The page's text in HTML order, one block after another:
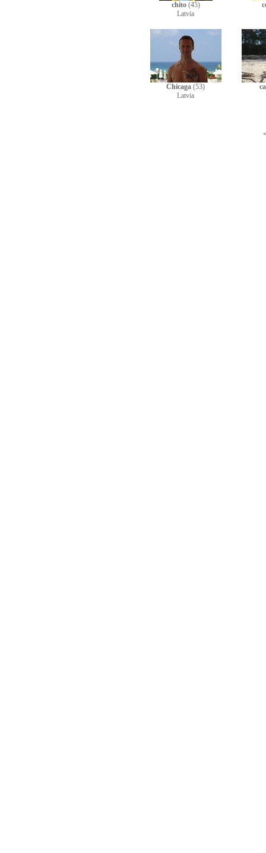
chito (45)
Latvia
Chicaga (53)
Latvia